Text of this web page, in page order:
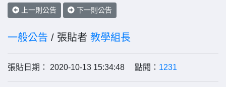
上一則公告 下一則公告
一般公告 / 張貼者 教學組長
張貼日期： 2020-10-13 15:34:48 點閱： 1231